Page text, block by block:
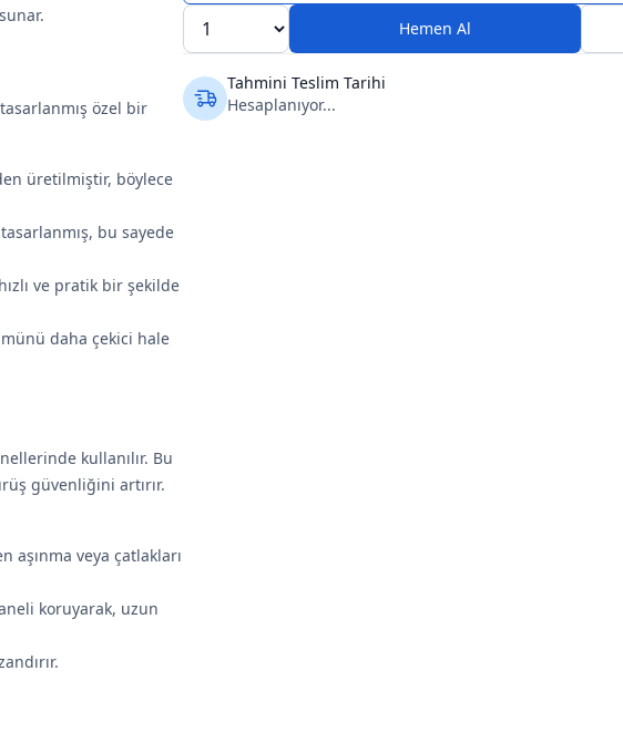
Hemen Al
Tahmini Teslim Tarihi
Hesaplanıyor...
özel bir
üretilmiştir, böylece
bu sayede
ve pratik bir şekilde
daha çekici hale
kullanılır. Bu
güvenliğini artırır.
aşınma veya çatlakları
koruyarak, uzun